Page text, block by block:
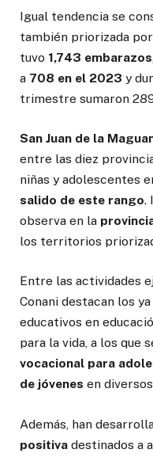
Igual tendencia se
también priorizada
tuvo 1,743 embarazos
a 708 en el 2023 y
trimestre sumaron
San Juan de la
entre las diez
niñas y adolescentes
salido de este rango.
observa en la
los territorios
Entre las actividades
Conani destacan los
educativos en
para la vida, a los que
vocacional para
de jóvenes en
Además, han
positiva destinados a